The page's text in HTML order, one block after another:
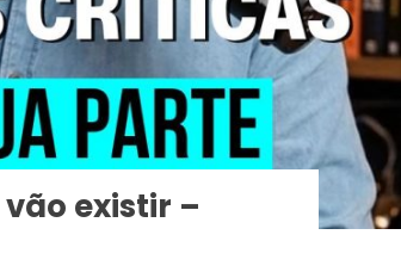
existir –